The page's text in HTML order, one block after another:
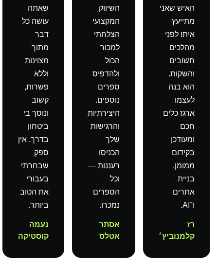
האיש שאני
מתייעץ
איתו לפני
מהלכים
חשובים
והשקות.
הוא בנה
לעצמו
ארגז כלים
חכם
ומעודכן
בקידום
ממומן,
בניית
אתרים
ו־AI.
רז
קלמנוביץ׳
השיווק
המקצועי
הצלחתי
למכור
הכול
ולהדפיס
ספרים
נוספים.
היצירתיות
והרגישות
שלך
הכניסו
רעננות —
וכל
הספרים
נמכרו.
אסתר
אטלס
שאתה
עושה כל
דבר
מתוך
מצוינות
וללא
פשרות,
קשוב
ונוסך בי
ביטחון
בדרך. אין
ספק
שבחרתי
בעבורי
את הטוב
ביותר.
נעמה
קוסטיקה